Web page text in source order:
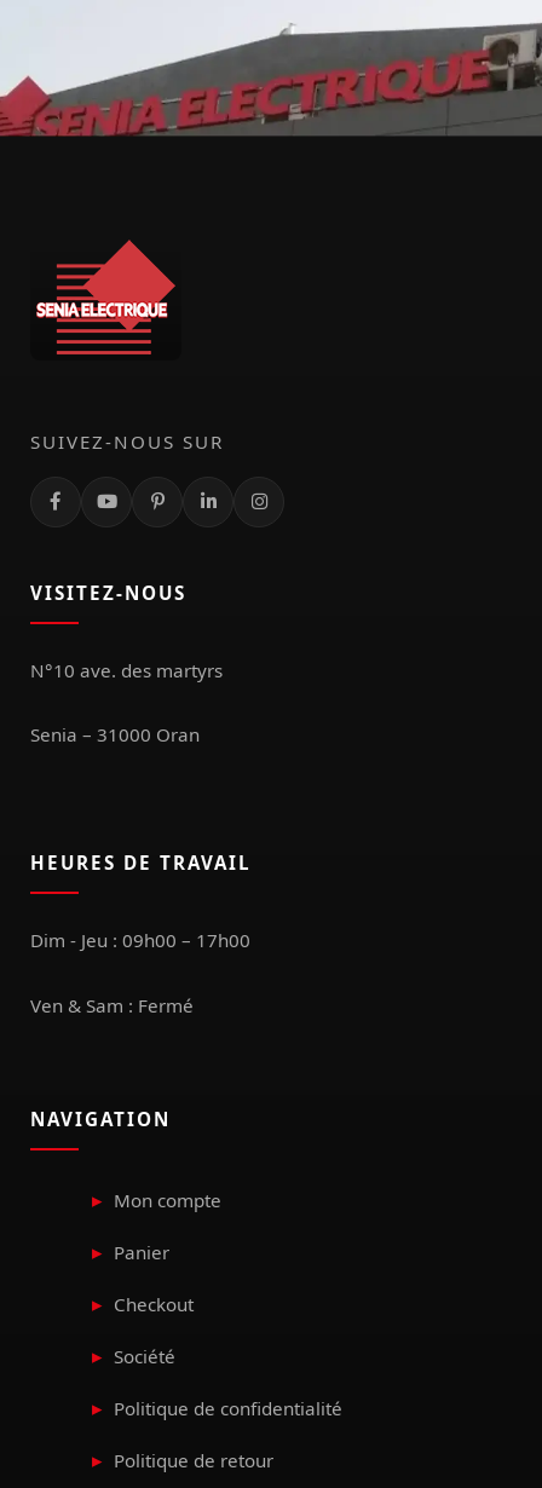
SUIVEZ-NOUS SUR
VISITEZ-NOUS
N°10 ave. des martyrs
Senia – 31000 Oran
HEURES DE TRAVAIL
Dim - Jeu : 09h00 – 17h00
Ven & Sam : Fermé
NAVIGATION
Mon compte
Panier
Checkout
Société
Politique de confidentialité
Politique de retour